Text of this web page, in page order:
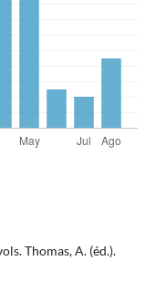
Thomas, A. (éd.).